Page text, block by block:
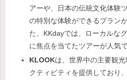
アーや、日本の伝統文化体験
の特別な体験ができるプラン
た、KKdayでは、ローカルな
に焦点を当てたツアーが人気で
KLOOKは、世界中の主要観
クティビティを提供しており